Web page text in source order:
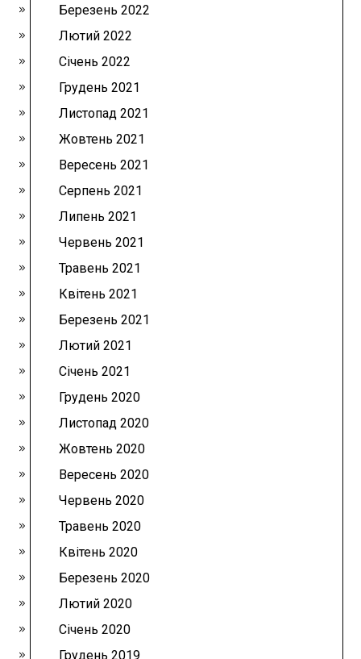
Березень 2022
Лютий 2022
Січень 2022
Грудень 2021
Листопад 2021
Жовтень 2021
Вересень 2021
Серпень 2021
Липень 2021
Червень 2021
Травень 2021
Квітень 2021
Березень 2021
Лютий 2021
Січень 2021
Грудень 2020
Листопад 2020
Жовтень 2020
Вересень 2020
Червень 2020
Травень 2020
Квітень 2020
Березень 2020
Лютий 2020
Січень 2020
Грудень 2019